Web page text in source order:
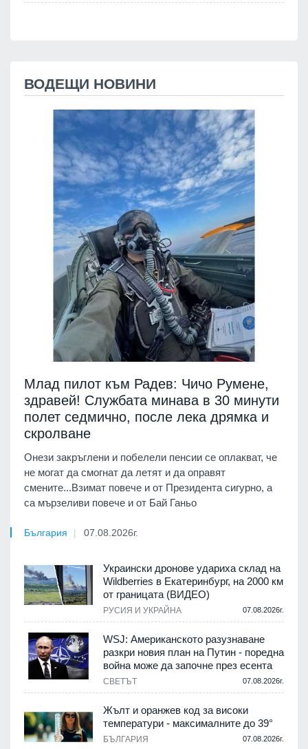
ВОДЕЩИ НОВИНИ
Млад пилот към Радев: Чичо Румене,
здравей! Службата минава в 30 минути
полет седмично, после лека дрямка и
скролване
Онези закръглени и побелели пенсии се оплакват, че
не могат да смогнат да летят и да оправят
смените...Взимат повече и от Президента сигурно, а
са мързеливи повече и от Бай Ганьо
България 07.08.2026г.
Украински дронове удариха склад на
Wildberries в Екатеринбург, на 2000 км
от границата (ВИДЕО)
РУСИЯ И УКРАЙНА 07.08.2026г.
WSJ: Американското разузнаване
разкри новия план на Путин - поредна
война може да започне през есента
СВЕТЪТ 07.08.2026г.
Жълт и оранжев код за високи
температури - максималните до 39°
БЪЛГАРИЯ 07.08.2026г.